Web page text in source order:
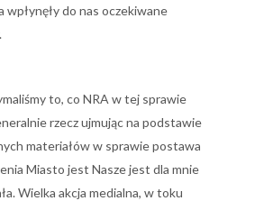
wpłynęły do nas oczekiwane
to, co NRA w tej sprawie
rzecz ujmując na podstawie
materiałów w sprawie postawa
Miasto jest Nasze jest dla mnie
Wielka akcja medialna, w toku